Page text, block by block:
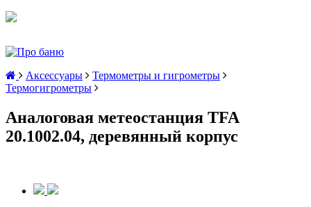
Аксессуары
Термометры и гигрометры
Термогигрометры
Аналоговая метеостанция TFA
20.1002.04, деревянный корпус